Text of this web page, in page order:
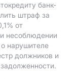
банк-
штраф за
от
несоблюдении
нарушителе
должников и